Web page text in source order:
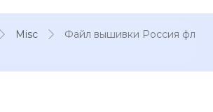
Misc
Файл вышивки Россия фл